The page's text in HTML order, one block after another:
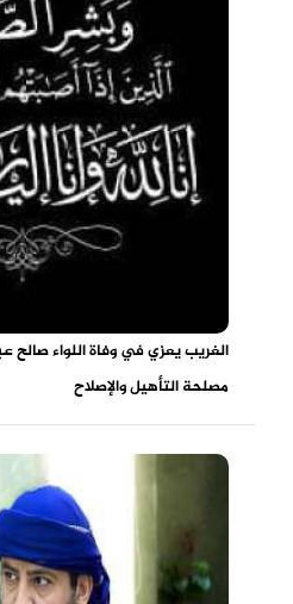
الغريب يعزي في وفاة اللواء
مصلحة التأهيل والإصلاح